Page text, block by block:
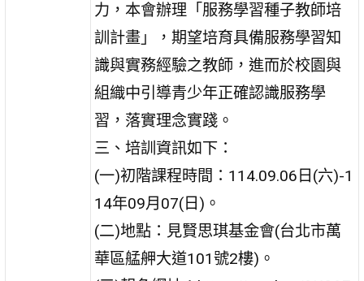
力，本會辦理「服務學習種子教師培
訓計畫」，期望培育具備服務學習知
識與實務經驗之教師，進而於校園與
組織中引導青少年正確認識服務學
習，落實理念實踐。
三、培訓資訊如下：
(一)初階課程時間：114.09.06日(六)-1
14年09月07(日)。
(二)地點：見賢思琪基金會(台北市萬
華區艋舺大道101號2樓)。